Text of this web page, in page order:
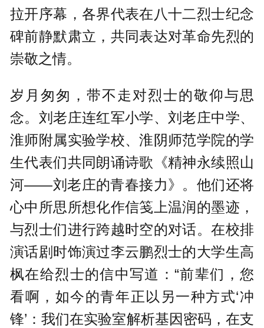
拉开序幕，各界代表在八十二烈士纪念
碑前静默肃立，共同表达对革命先烈的
崇敬之情。
岁月匆匆，带不走对烈士的敬仰与思
念。刘老庄连红军小学、刘老庄中学、
淮师附属实验学校、淮阴师范学院的学
生代表们共同朗诵诗歌《精神永续照山
河——刘老庄的青春接力》。他们还将
心中所思所想化作信笺上温润的墨迹，
与烈士们进行跨越时空的对话。在校排
演话剧时饰演过李云鹏烈士的大学生高
枫在给烈士的信中写道：“前辈们，您
看啊，如今的青年正以另一种方式‘冲
锋’：我们在实验室解析基因密码，在支